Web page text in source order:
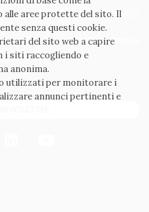
COOKIE POLICY
WHISTLEBLOWING
alle aree protette del sito. Il
senza questi cookie.
del sito web a capire
i siti raccogliendo e
anonima.
utilizzati per monitorare i
annunci pertinenti e